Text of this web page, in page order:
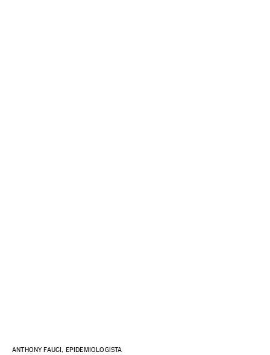
ANTHONY FAUCI, EPIDEMIOLOGISTA